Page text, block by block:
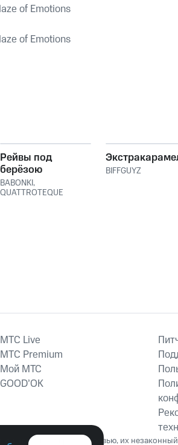
of Emotions
of Emotions
Рейвы под
берёзою
BABONKI,
QUATTROTEQUE
BIFFGUYZ
MTС Live
MTС Premium
Мой МТС
GOOD’OK
причиняет вред здоровью, их